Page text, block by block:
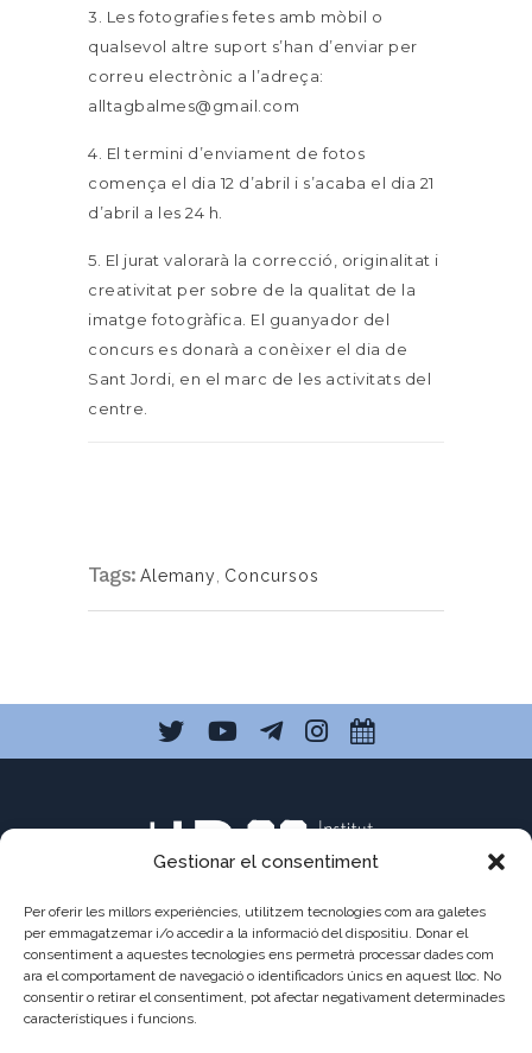
Gestionar el consentiment
Per oferir les millors experiències, utilitzem tecnologies com ara galetes
per emmagatzemar i/o accedir a la informació del dispositiu. Donar el
consentiment a aquestes tecnologies ens permetrà processar dades com
ara el comportament de navegació o identificadors únics en aquest lloc. No
consentir o retirar el consentiment, pot afectar negativament determinades
característiques i funcions.
3. Les fotografies fetes amb mòbil o
qualsevol altre suport s’han d’enviar per
correu electrònic a l’adreça:
alltagbalmes@gmail.com
4. El termini d’enviament de fotos
comença el dia 12 d’abril i s’acaba el dia 21
d’abril a les 24 h.
5. El jurat valorarà la correcció, originalitat i
creativitat per sobre de la qualitat de la
imatge fotogràfica. El guanyador del
concurs es donarà a conèixer el dia de
Sant Jordi, en el marc de les activitats del
centre.
Tags: Alemany Concursos
C/ Pau Claris 121
08009 Barcelona